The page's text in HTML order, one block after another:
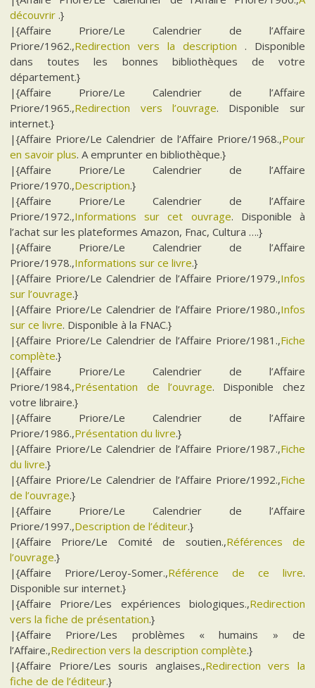
découvrir .}
|{Affaire Priore/Le Calendrier de l’Affaire
Priore/1962.,Redirection vers la description . Disponible
dans toutes les bonnes bibliothèques de votre
département.}
|{Affaire Priore/Le Calendrier de l’Affaire
Priore/1965.,Redirection vers l’ouvrage. Disponible sur
internet.}
|{Affaire Priore/Le Calendrier de l’Affaire Priore/1968.,Pour
en savoir plus. A emprunter en bibliothèque.}
|{Affaire Priore/Le Calendrier de l’Affaire
Priore/1970.,Description.}
|{Affaire Priore/Le Calendrier de l’Affaire
Priore/1972.,Informations sur cet ouvrage. Disponible à
l’achat sur les plateformes Amazon, Fnac, Cultura ….}
|{Affaire Priore/Le Calendrier de l’Affaire
Priore/1978.,Informations sur ce livre.}
|{Affaire Priore/Le Calendrier de l’Affaire Priore/1979.,Infos
sur l’ouvrage.}
|{Affaire Priore/Le Calendrier de l’Affaire Priore/1980.,Infos
sur ce livre. Disponible à la FNAC.}
|{Affaire Priore/Le Calendrier de l’Affaire Priore/1981.,Fiche
complète.}
|{Affaire Priore/Le Calendrier de l’Affaire
Priore/1984.,Présentation de l’ouvrage. Disponible chez
votre libraire.}
|{Affaire Priore/Le Calendrier de l’Affaire
Priore/1986.,Présentation du livre.}
|{Affaire Priore/Le Calendrier de l’Affaire Priore/1987.,Fiche
du livre.}
|{Affaire Priore/Le Calendrier de l’Affaire Priore/1992.,Fiche
de l’ouvrage.}
|{Affaire Priore/Le Calendrier de l’Affaire
Priore/1997.,Description de l’éditeur.}
|{Affaire Priore/Le Comité de soutien.,Références de
l’ouvrage.}
|{Affaire Priore/Leroy-Somer.,Référence de ce livre.
Disponible sur internet.}
|{Affaire Priore/Les expériences biologiques.,Redirection
vers la fiche de présentation.}
|{Affaire Priore/Les problèmes « humains » de
l’Affaire.,Redirection vers la description complète.}
|{Affaire Priore/Les souris anglaises.,Redirection vers la
fiche de de l’éditeur.}